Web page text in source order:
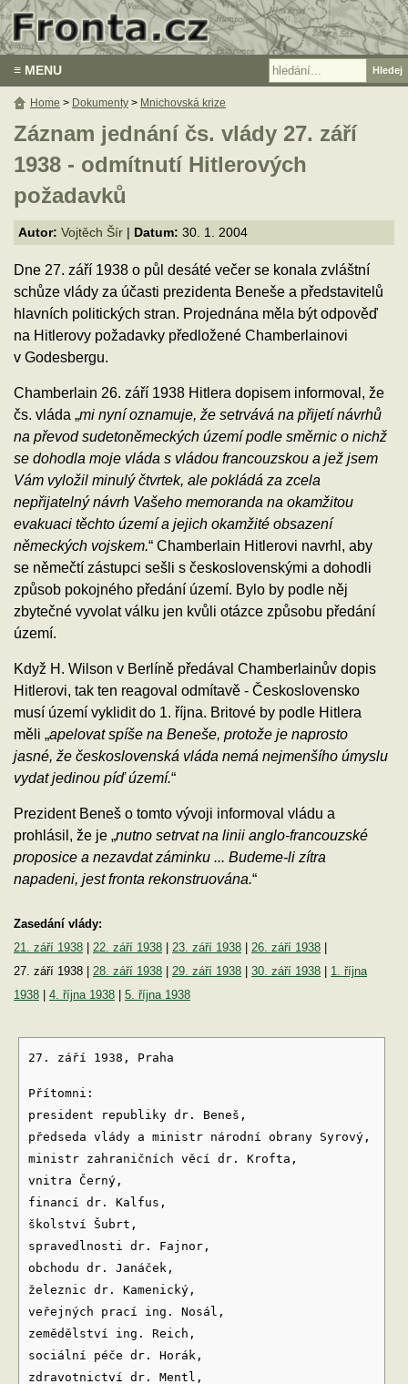
≡ MENU
Záznam jednání čs. vlády 27. září
1938 - odmítnutí Hitlerových
požadavků
Autor: Vojtěch Šír Datum: 30. 1. 2004
Dne 27. září 1938 o půl desáté večer se konala zvláštní
schůze vlády za účasti prezidenta Beneše a představitelů
hlavních politických stran. Projednána měla být odpověď
na Hitlerovy požadavky předložené Chamberlainovi
v Godesbergu.
Chamberlain 26. září 1938 Hitlera dopisem informoval, že
čs. vláda „mi nyní oznamuje, že setrvává na přijetí návrhů
na převod sudetoněmeckých území podle směrnic o nichž
se dohodla moje vláda s vládou francouzskou a jež jsem
Vám vyložil minulý čtvrtek, ale pokládá za zcela
nepřijatelný návrh Vašeho memoranda na okamžitou
evakuaci těchto území a jejich okamžité obsazení
německých vojskem.“ Chamberlain Hitlerovi navrhl, aby
se němečtí zástupci sešli s československými a dohodli
způsob pokojného předání území. Bylo by podle něj
zbytečné vyvolat válku jen kvůli otázce způsobu předání
území.
Když H. Wilson v Berlíně předával Chamberlainův dopis
Hitlerovi, tak ten reagoval odmítavě - Československo
musí území vyklidit do 1. října. Britové by podle Hitlera
měli „apelovat spíše na Beneše, protože je naprosto
jasné, že československá vláda nemá nejmenšího úmyslu
vydat jedinou píď území.“
Prezident Beneš o tomto vývoji informoval vládu a
prohlásil, že je „nutno setrvat na linii anglo-francouzské
proposice a nezavdat záminku ... Budeme-li zítra
napadeni, jest fronta rekonstruována.“
Zasedání vlády:
21. září 1938
22. září 1938 23. září 1938 26. září 1938
27. září 1938 | 28. září 1938 29. září 1938 30. září 1938
1. října
1938
4. října 1938 5. října 1938
27. září 1938, Praha
Přítomni:
president republiky dr. Beneš,
předseda vlády a ministr národní obrany Syrový,
ministr zahraničních věcí dr. Krofta,
vnitra Černý,
financí dr. Kalfus,
školství Šubrt,
spravedlnosti dr. Fajnor,
obchodu dr. Janáček,
železnic dr. Kamenický,
veřejných prací ing. Nosál,
zemědělství ing. Reich,
sociální péče dr. Horák,
zdravotnictví dr. Mentl,
Home > Dokumenty > Mnichovská krize